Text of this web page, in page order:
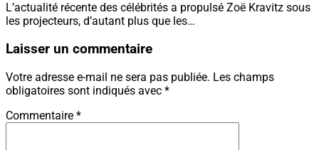
L’actualité récente des célébrités a propulsé Zoë Kravitz sous
les projecteurs, d’autant plus que les…
Laisser un commentaire
Votre adresse e-mail ne sera pas publiée. Les champs
obligatoires sont indiqués avec *
Commentaire *